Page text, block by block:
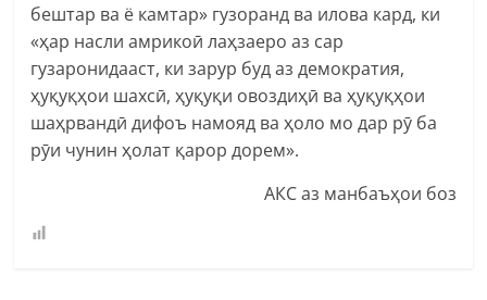
бештар ва ё камтар» гузоранд ва илова кард, ки
«ҳар насли амрикоӣ лаҳзаеро аз сар
гузаронидааст, ки зарур буд аз демократия,
ҳуқуқҳои шахсӣ, ҳуқуқи овоздиҳӣ ва ҳуқуқҳои
шаҳрвандӣ дифоъ намояд ва ҳоло мо дар рӯ ба
рӯи чунин ҳолат қарор дорем».
АКС аз манбаъҳои боз